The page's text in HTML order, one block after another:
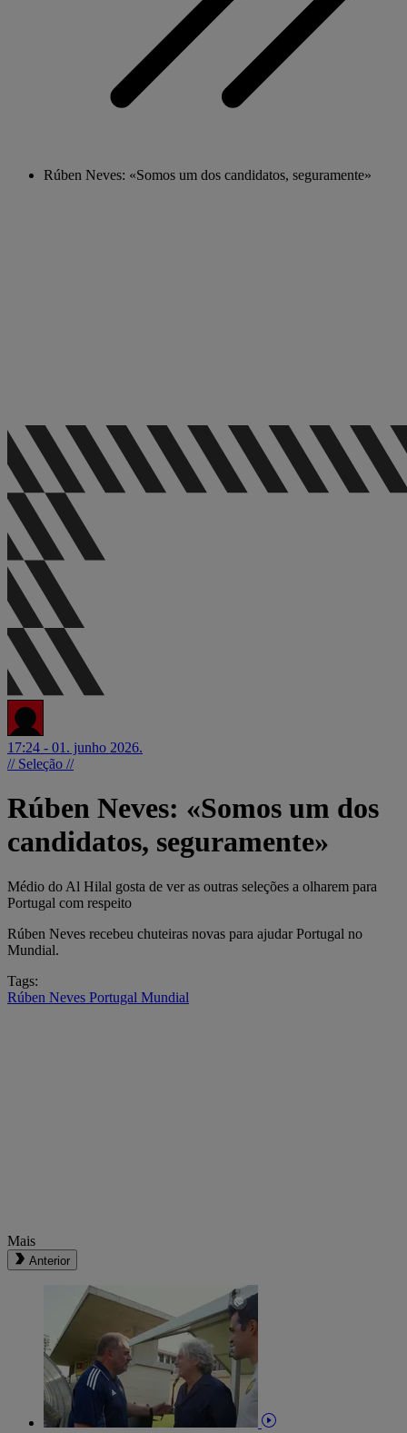
Rúben Neves: «Somos um dos candidatos, seguramente»
17:24 - 01. junho 2026.
// Seleção //
Rúben Neves: «Somos um dos
candidatos, seguramente»
Médio do Al Hilal gosta de ver as outras seleções a olharem para
Portugal com respeito
Rúben Neves recebeu chuteiras novas para ajudar Portugal no
Mundial.
Tags:
Rúben Neves Portugal Mundial
Mais
Anterior